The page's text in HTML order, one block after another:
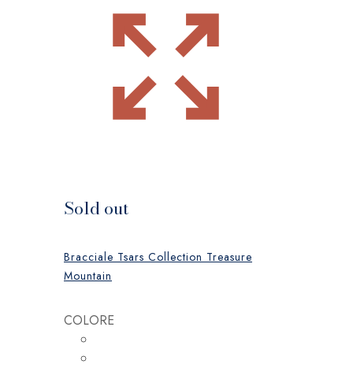
Sold out
Bracciale Tsars Collection Treasure
Mountain
COLORE